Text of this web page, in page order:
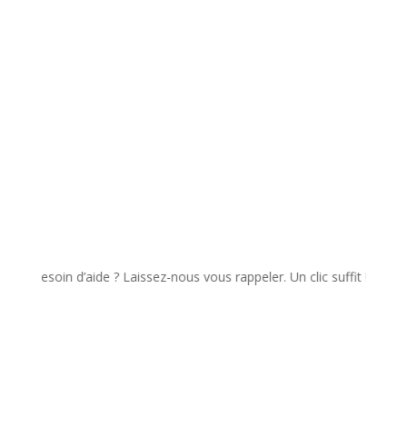
Besoin d’aide ? Laissez-nous vous rappeler. Un clic suffit !